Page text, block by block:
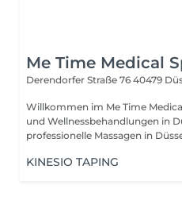
Me Time Medical
Derendorfer Straße 76 40479
Willkommen im Me Time
und Wellnessbehandlungen in
professionelle Massagen in
KINESIO TAPING